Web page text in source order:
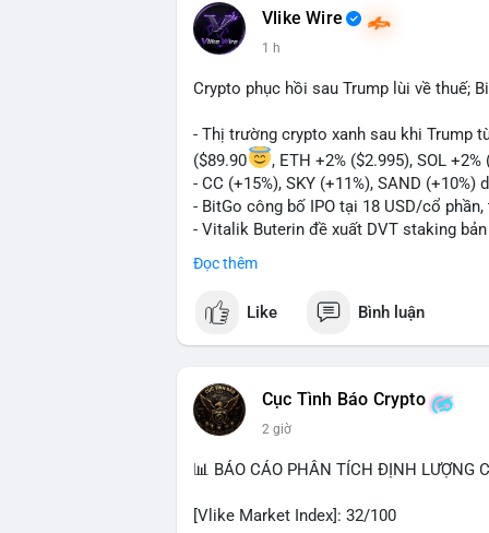
Vlike Wire
1 h
Crypto phục hồi sau Trump lùi về thuế;
- Thị trường crypto xanh sau khi Trump
($89.90
, ETH +2% ($2.995), SOL +2%
- CC (+15%), SKY (+11%), SAND (+10%)
- BitGo công bố IPO tại 18 USD/cổ
- Vitalik Buterin đề xuất DVT staking
Ethereum
- Hong Kong phát hành giấy phép
- Nga xác định crypto là tài sản hợp
- Trump hy vọng ký vào luật cấu trúc
Quốc hội
- Steak ’n Shake cho phép nhân viên
#binancesquare
#cryptonews #btc #eth
#hongkong #russia
$btc $eth $sol $xrp $cc #cc$sky#sky
#vlikevn #titanbot
Đọc thêm
Like Bình luận
Cục Tình Báo Crypto
2 giờ
📊 BÁO CÁO PHÂN TÍCH ĐỊNH LƯỢNG
[Vlike Market Index]: 32/100